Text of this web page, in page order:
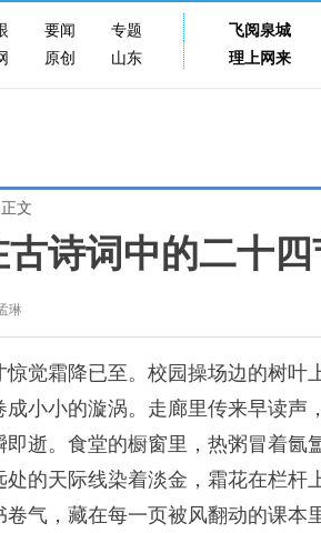
要闻 专题 飞阅泉城
原创 山东 理上网来
文
诗词中的二十
琳
霜降已至。校园操场边的树叶
小小的漩涡。走廊里传来早读声
逝。食堂的橱窗里，热粥冒着氤
的天际线染着淡金，霜花在栏杆
气，藏在每一页被风翻动的课本